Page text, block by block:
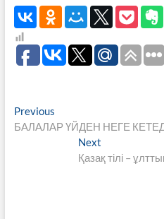
Навигация
по
записям
PreviousPrevious
post:
БАЛАЛАР ҮЙДЕН НЕГЕ
Next
post:
Қазақ тілі –